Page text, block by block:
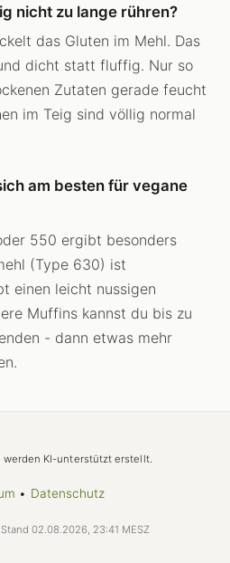
nicht zu lange rühren?
das Gluten im Mehl. Das
dicht statt fluffig. Nur so
Zutaten gerade feucht
im Teig sind völlig normal
am besten für vegane
550 ergibt besonders
(Type 630) ist
einen leicht nussigen
Muffins kannst du bis zu
- dann etwas mehr
werden KI-unterstützt erstellt.
• Datenschutz
02.08.2026, 23:41 MESZ